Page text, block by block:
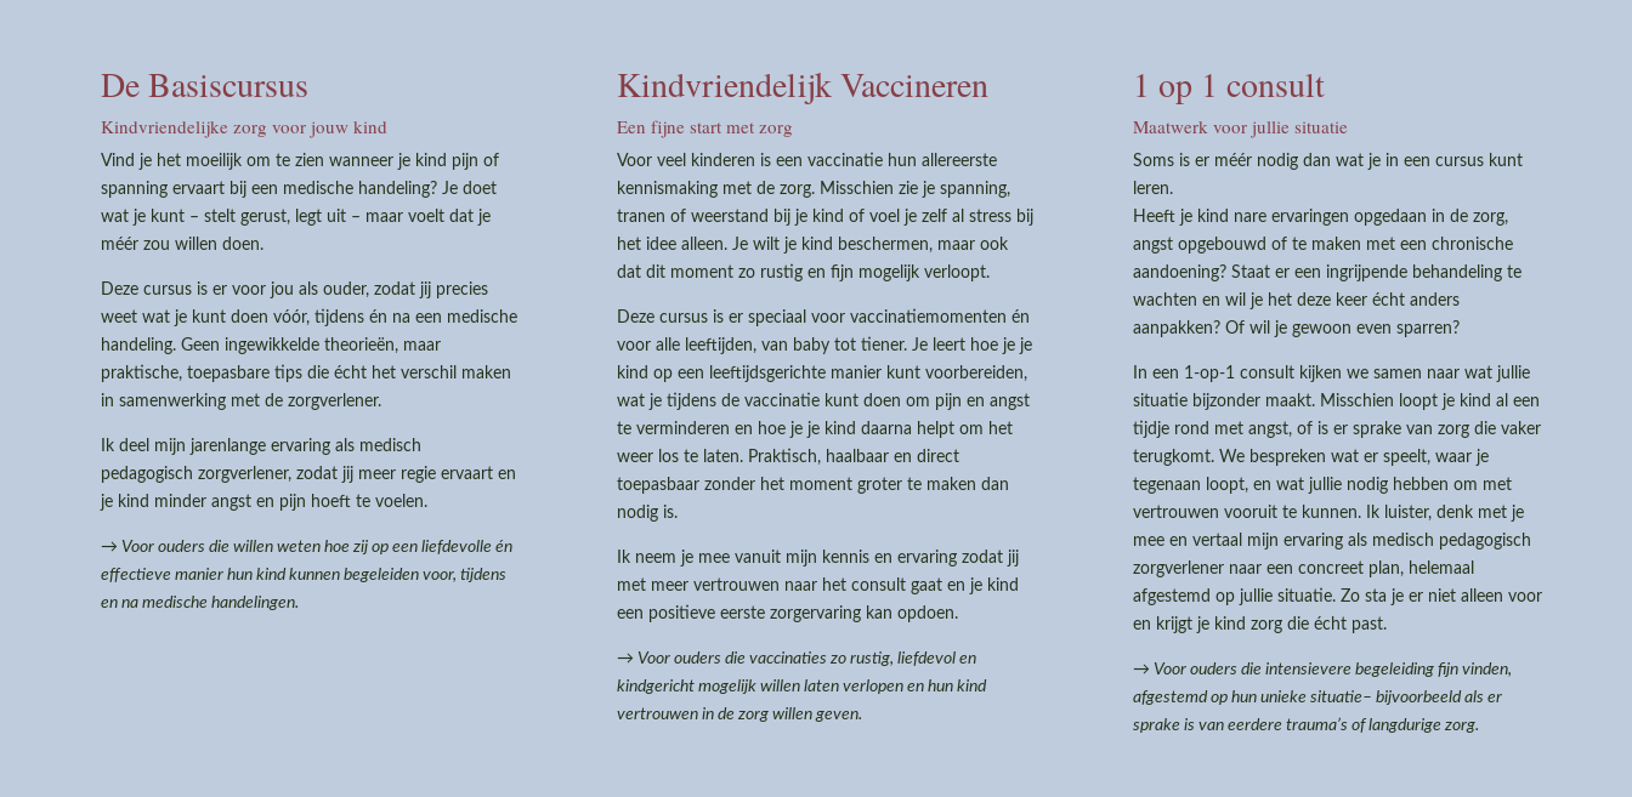
De Basiscursus
Kindvriendelijke zorg voor jouw kind
Vind je het moeilijk om te zien wanneer je kind pijn of
spanning ervaart bij een medische handeling? Je doet
wat je kunt – stelt gerust, legt uit – maar voelt dat je
méér zou willen doen.
Deze cursus is er voor jou als ouder, zodat jij precies
weet wat je kunt doen vóór, tijdens én na een medische
handeling. Geen ingewikkelde theorieën, maar
praktische, toepasbare tips die écht het verschil maken
in samenwerking met de zorgverlener.
Ik deel mijn jarenlange ervaring als medisch
pedagogisch zorgverlener, zodat jij meer regie ervaart en
je kind minder angst en pijn hoeft te voelen.
→ Voor ouders die willen weten hoe zij op een liefdevolle én
effectieve manier hun kind kunnen begeleiden voor, tijdens
en na medische handelingen.
Kindvriendelijk Vaccineren
Een fijne start met zorg
Voor veel kinderen is een vaccinatie hun allereerste
kennismaking met de zorg. Misschien zie je spanning,
tranen of weerstand bij je kind of voel je zelf al stress bij
het idee alleen. Je wilt je kind beschermen, maar ook
dat dit moment zo rustig en fijn mogelijk verloopt.
Deze cursus is er speciaal voor vaccinatiemomenten én
voor alle leeftijden, van baby tot tiener. Je leert hoe je je
kind op een leeftijdsgerichte manier kunt voorbereiden,
wat je tijdens de vaccinatie kunt doen om pijn en angst
te verminderen en hoe je je kind daarna helpt om het
weer los te laten. Praktisch, haalbaar en direct
toepasbaar zonder het moment groter te maken dan
nodig is.
Ik neem je mee vanuit mijn kennis en ervaring zodat jij
met meer vertrouwen naar het consult gaat en je kind
een positieve eerste zorgervaring kan opdoen.
→ Voor ouders die vaccinaties zo rustig, liefdevol en
kindgericht mogelijk willen laten verlopen en hun kind
vertrouwen in de zorg willen geven.
1 op 1 consult
Maatwerk voor jullie situatie
Soms is er méér nodig dan wat je in een cursus kunt
leren.
Heeft je kind nare ervaringen opgedaan in de zorg,
angst opgebouwd of te maken met een chronische
aandoening? Staat er een ingrijpende behandeling te
wachten en wil je het deze keer écht anders
aanpakken? Of wil je gewoon even sparren?
In een 1-op-1 consult kijken we samen naar wat jullie
situatie bijzonder maakt. Misschien loopt je kind al een
tijdje rond met angst, of is er sprake van zorg die vaker
terugkomt. We bespreken wat er speelt, waar je
tegenaan loopt, en wat jullie nodig hebben om met
vertrouwen vooruit te kunnen. Ik luister, denk met je
mee en vertaal mijn ervaring als medisch pedagogisch
zorgverlener naar een concreet plan, helemaal
afgestemd op jullie situatie. Zo sta je er niet alleen voor
en krijgt je kind zorg die écht past.
→ Voor ouders die intensievere begeleiding fijn vinden,
afgestemd op hun unieke situatie– bijvoorbeeld als er
sprake is van eerdere trauma’s of langdurige zorg.